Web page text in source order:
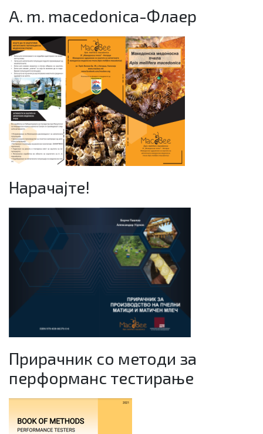
A. m. macedonica-Флаер
Нарачајте!
Прирачник со методи за
перформанс тестирање